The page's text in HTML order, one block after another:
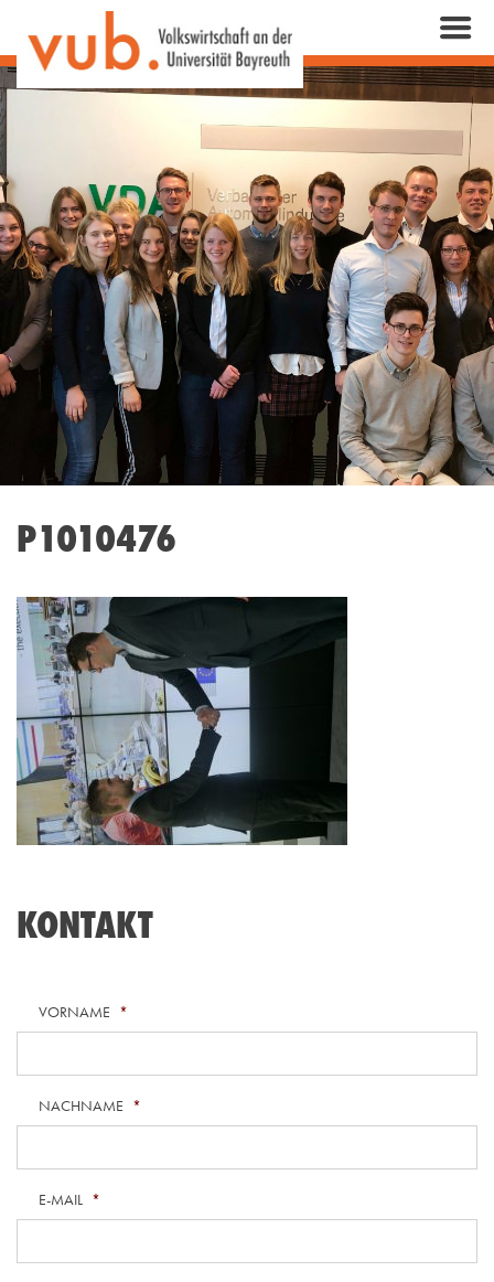
P1010476
KONTAKT
VORNAME *
NACHNAME *
E-MAIL *